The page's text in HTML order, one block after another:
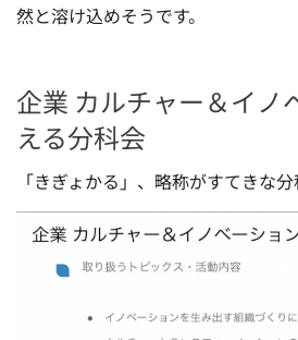
然と溶け込めそうです。
企業 カルチャー＆イノ
える分科会
「きぎょかる」、略称がすてきな分